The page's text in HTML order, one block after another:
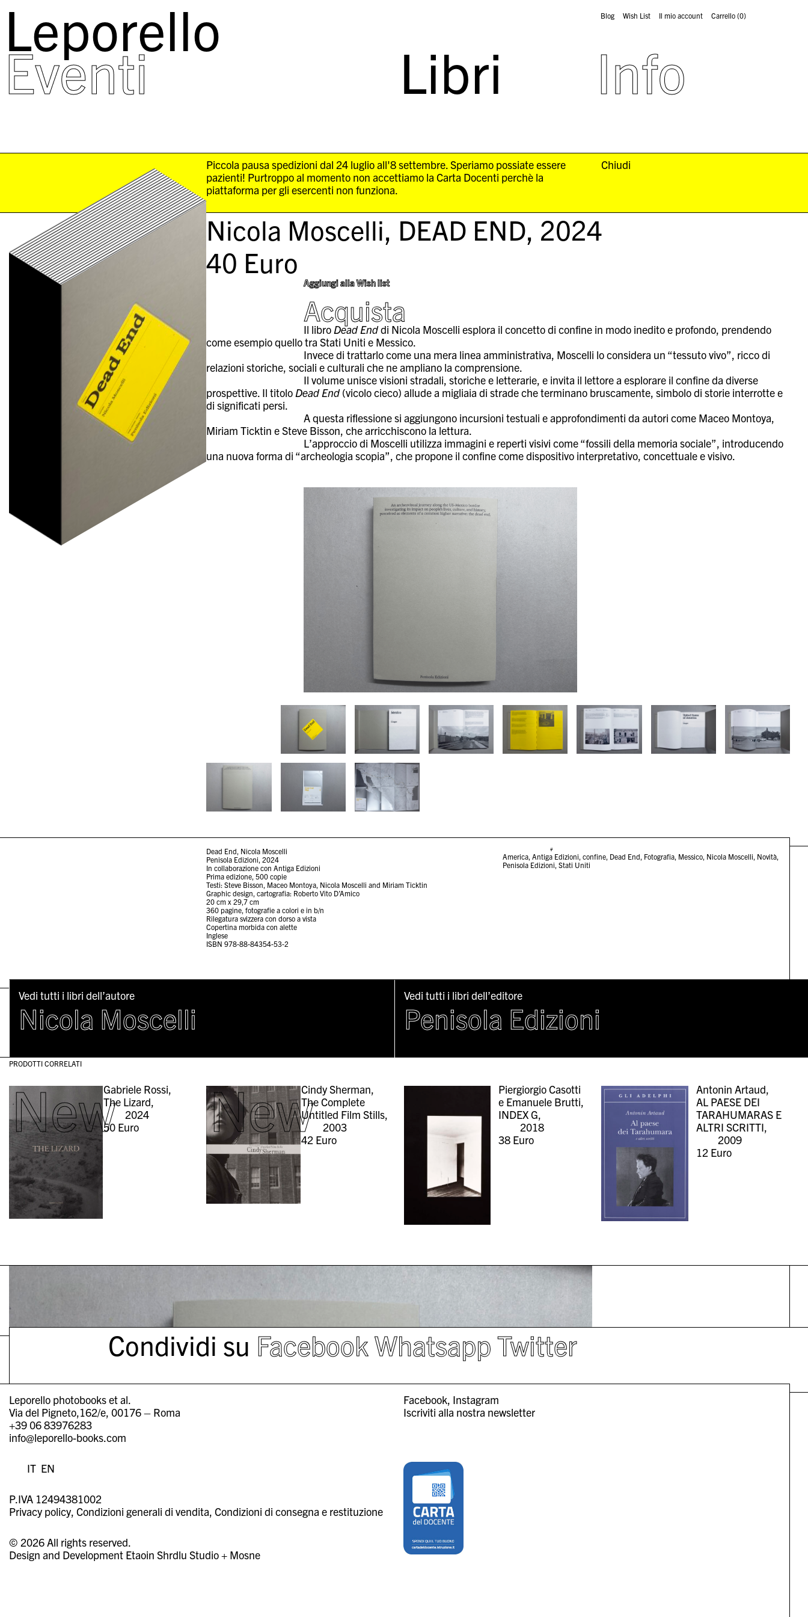
Leporello
Eventi Libri Info
Blog Wish List Il mio account Carrello(0)
Piccola pausa spedizioni dal 24 luglio all'8 settembre. Speriamo possiate essere
pazienti! Purtroppo al momento non accettiamo la Carta Docenti perchè la
piattaforma per gli esercenti non funziona.
Chiudi
Nicola Moscelli, DEAD END, 2024
40 Euro
Aggiungi alla Wish list
Acquista
Il libro Dead Enddi Nicola Moscelli esplora il concetto di confine in modo inedito e profondo, prendendo
come esempio quello tra Stati Uniti e Messico.
Invece di trattarlo come una mera linea amministrativa, Moscelli lo considera un “tessuto vivo”, ricco di
relazioni storiche, sociali e culturali che ne ampliano la comprensione.
Il volume unisce visioni stradali, storiche e letterarie, e invita il lettore a esplorare il confine da diverse
prospettive. Il titolo Dead End(vicolo cieco) allude a migliaia di strade che terminano bruscamente, simbolo di storie interrotte e
di significati persi.
A questa riflessione si aggiungono incursioni testuali e approfondimenti da autori come Maceo Montoya,
Miriam Ticktin e Steve Bisson, che arricchiscono la lettura.
L’approccio di Moscelli utilizza immagini e reperti visivi come “fossili della memoria sociale”, introducendo
una nuova forma di “archeologia scopia”, che propone il confine come dispositivo interpretativo, concettuale e visivo.
Dead End, Nicola Moscelli
Penisola Edizioni, 2024
In collaborazione con Antiga Edizioni
Prima edizione, 500 copie
Testi: Steve Bisson, Maceo Montoya, Nicola Moscelli and Miriam Ticktin
Graphic design, cartografia: Roberto Vito D’Amico
20 cm x 29,7 cm
360 pagine, fotografie a colori e in b/n
Rilegatura svizzera con dorso a vista
Copertina morbida con alette
Inglese
ISBN 978-88-84354-53-2
#
America, Antiga Edizioni, confine, Dead End, Fotografia, Messico, Nicola Moscelli, Novità,
Penisola Edizioni, Stati Uniti
Vedi tutti i libri dell’autore
Nicola Moscelli
Vedi tutti i libri dell’editore
Penisola Edizioni
PRODOTTI CORRELATI
NewGabriele Rossi,
The Lizard,
2024
50 Euro NewCindy Sherman,
The Complete
Untitled Film Stills,
2003
42 Euro
Piergiorgio Casotti
e Emanuele Brutti,
INDEX G,
2018
38 Euro
Antonin Artaud,
AL PAESE DEI
TARAHUMARAS E
ALTRI SCRITTI,
2009
12 Euro
Condividi su FacebookWhatsappTwitter
Facebook Instagram
Iscriviti alla nostra newsletter
Leporello photobooks et al.
Via del Pigneto,162/e, 00176 – Roma
+39 06 83976283
info@leporello-books.com
IT EN
P.IVA 12494381002
Privacy policy Condizioni generali di vendita Condizioni di consegna e restituzione
© 2026 All rights reserved.
Design and Development Etaoin Shrdlu Studio+ Mosne